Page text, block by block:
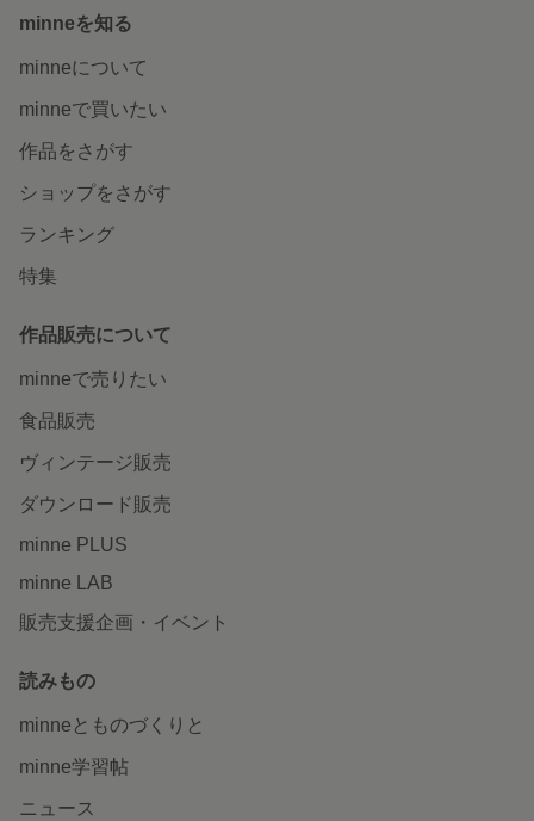
minneを知る
minneについて
minneで買いたい
作品をさがす
ショップをさがす
ランキング
特集
作品販売について
minneで売りたい
食品販売
ヴィンテージ販売
ダウンロード販売
minne PLUS
minne LAB
販売支援企画・イベント
読みもの
minneとものづくりと
minne学習帖
ニュース